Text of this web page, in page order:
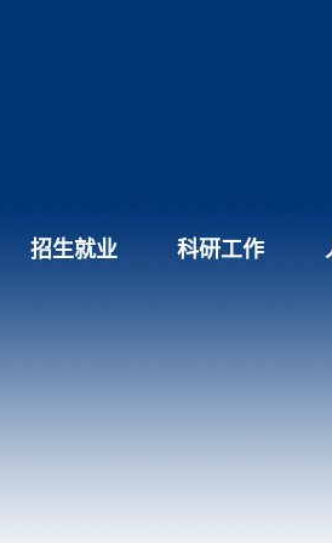
招生就业 科研工作